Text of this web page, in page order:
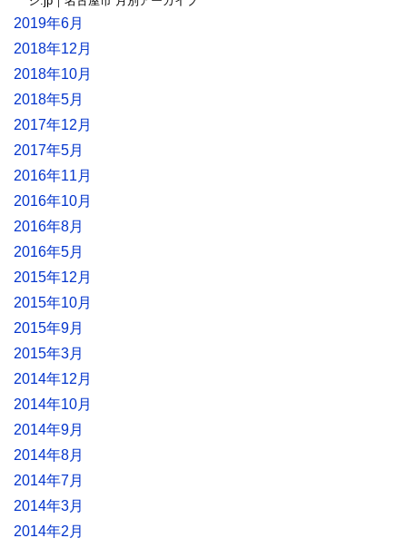
2019年6月
2018年12月
2018年10月
2018年5月
2017年12月
2017年5月
2016年11月
2016年10月
2016年8月
2016年5月
2015年12月
2015年10月
2015年9月
2015年3月
2014年12月
2014年10月
2014年9月
2014年8月
2014年7月
2014年3月
2014年2月